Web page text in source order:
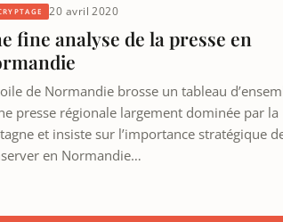
20 avril 2020
fine analyse de la presse en
de Normandie brosse un tableau
presse régionale largement dominée par la
et insiste sur l’importance stratégique
en Normandie…